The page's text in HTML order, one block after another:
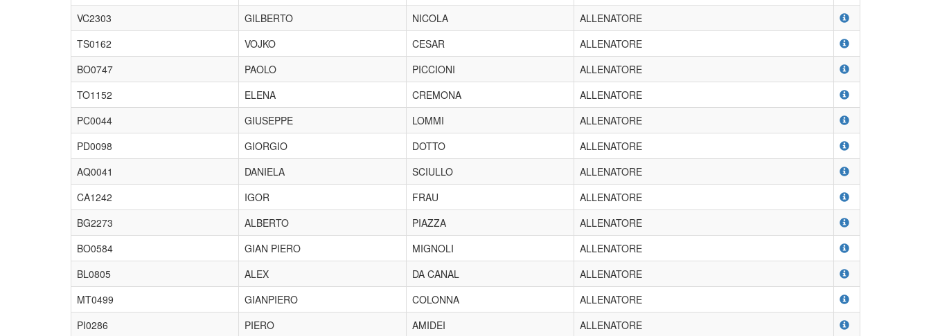
VC2303
GILBERTO NICOLA
ALLENATORE
TS0162
VOJKO CESAR
ALLENATORE
BO0747
PAOLO PICCIONI
ALLENATORE
TO1152
ELENA CREMONA
ALLENATORE
PC0044
GIUSEPPE LOMMI
ALLENATORE
PD0098
GIORGIO DOTTO
ALLENATORE
AQ0041
DANIELA SCIULLO
ALLENATORE
CA1242
IGOR FRAU
ALLENATORE
BG2273
ALBERTO PIAZZA
ALLENATORE
BO0584
GIAN PIERO MIGNOLI
ALLENATORE
BL0805
ALEX DA CANAL
ALLENATORE
MT0499
GIANPIERO COLONNA
ALLENATORE
PI0286
PIERO AMIDEI ALLENATORE